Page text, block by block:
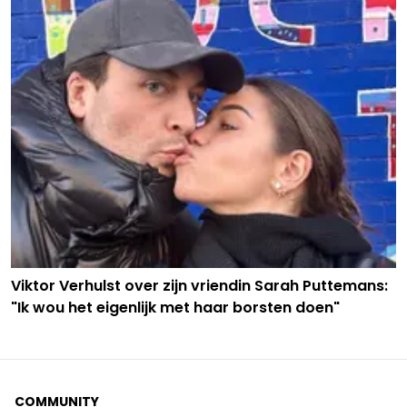
Viktor Verhulst over zijn vriendin Sarah Puttemans:
"Ik wou het eigenlijk met haar borsten doen"
COMMUNITY